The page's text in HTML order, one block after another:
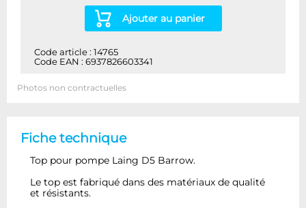
Ajouter au panier
Code article : 14765
Code EAN : 6937826603341
Photos non contractuelles
Fiche technique
Top pour pompe Laing D5 Barrow.
Le top est fabriqué dans des matériaux de qualité
et résistants.